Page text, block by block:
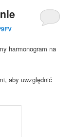
harmonogram na
aby uwzględnić